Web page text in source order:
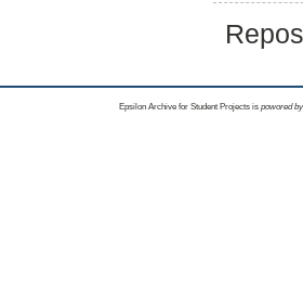
Epsilon Archive for Student Projects is powored by